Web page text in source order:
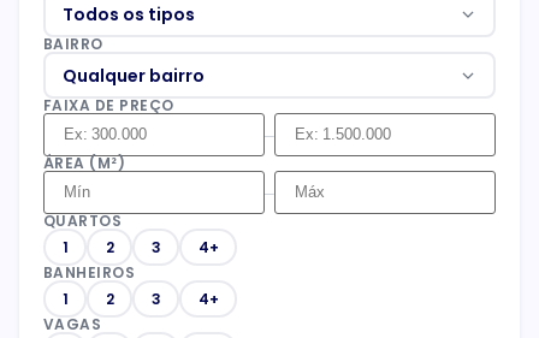
Todos os tipos
BAIRRO
Qualquer bairro
FAIXA DE PREÇO
–
ÁREA (M²)
–
QUARTOS
1
2 3
4+
BANHEIROS
1
2 3
4+
VAGAS